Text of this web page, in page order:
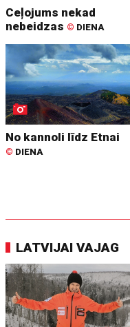
Ceļojums nekad
nebeidzas © DIENA
No kannoli līdz Etnai
© DIENA
LATVIJAI VAJAG